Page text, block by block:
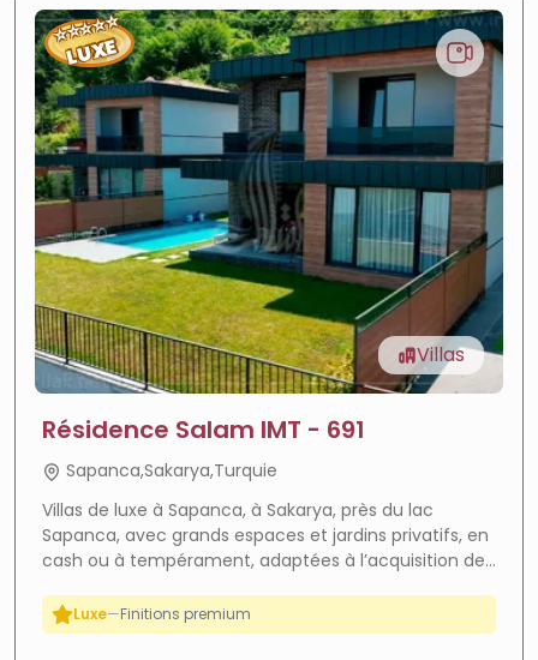
⭐⭐⭐⭐⭐
LUXE
Villas
Résidence Salam IMT - 691
Sapanca,Sakarya,Turquie
Villas de luxe à Sapanca, à Sakarya, près du lac
Sapanca, avec grands espaces et jardins privatifs, en
cash ou à tempérament, adaptées à l’acquisition de
Forte croissance
Zone en plein essor
ROI élevé—Forte rentabilité
—
Éligible citoyenneté
Luxe—Finitions premium